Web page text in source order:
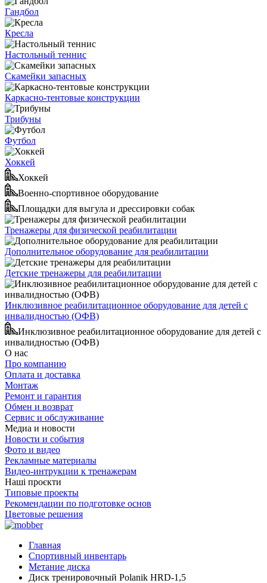
Гандбол
Кресла
Настольный теннис
Скамейки запасных
Каркасно-тентовые конструкции
Трибуны
Футбол
Хоккей
Хоккей
Военно-спортивное оборудование
Площадки для выгула и дрессировки собак
Тренажеры для физической реабилитации
Дополнительное оборудование для реабилитации
Детские тренажеры для реабилитации
Инклюзивное реабилитационное оборудование для детей с
инвалидностью (ОФВ)
Инклюзивное реабилитационное оборудование для детей с
инвалидностью (ОФВ)
О нас
Про компанию
Оплата и доставка
Монтаж
Ремонт и гарантия
Обмен и возврат
Сервис и обслуживание
Медиа и новости
Новости и события
Фото и видео
Рекламные материалы
Видео-интрукции к тренажерам
Наші проєкти
Типовые проекты
Рекомендации по подготовке основ
Цветовые решения
Главная
Спортивный инвентарь
Метание диска
Диск тренировочный Polanik HRD-1,5